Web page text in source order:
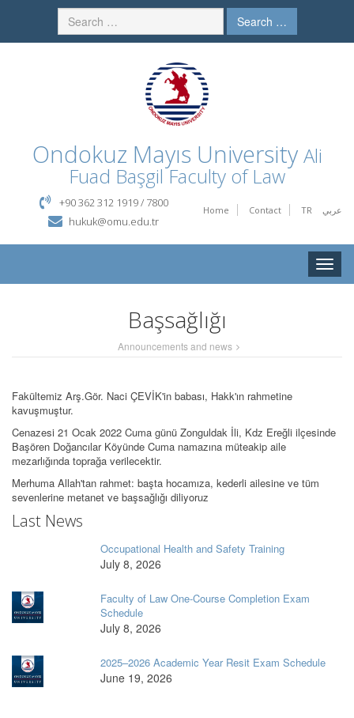
Search …
Ondokuz Mayıs University Ali
Fuad Başgil Faculty of Law
Home Contact TR عربي
+90 362 312 1919 / 7800
hukuk@omu.edu.tr
Toggle
Başsağlığı
Announcements and news
Fakültemiz Arş.Gör. Naci ÇEVİK'in babası, Hakk'ın rahmetine
kavuşmuştur.
Cenazesi 21 Ocak 2022 Cuma günü Zonguldak İli, Kdz Ereğli ilçesinde
Başören Doğancılar Köyünde Cuma namazına müteakip aile
mezarlığında toprağa verilecektir.
Merhuma Allah'tan rahmet: başta hocamıza, kederli ailesine ve tüm
sevenlerine metanet ve başsağlığı diliyoruz
Last News
Occupational Health and Safety Training
July 8, 2026
Faculty of Law One-Course Completion Exam
Schedule
July 8, 2026
2025–2026 Academic Year Resit Exam Schedule
June 19, 2026